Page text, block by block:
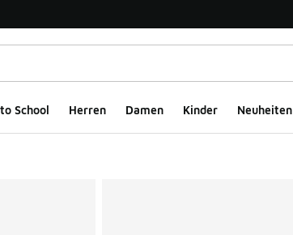
School Herren Damen Kinder Neuheiten